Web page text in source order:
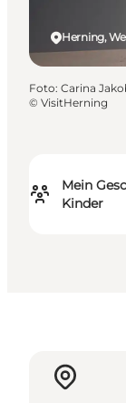
Mein
Kinder
Herning,
Foto: Carina
© VisitHerning